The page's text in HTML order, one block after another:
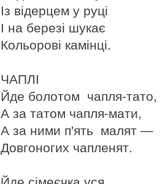
Із відерцем у руці
І на березі шукає
Кольорові камінці.
ЧАПЛІ
Йде болотом чапля-тато,
А за татом чапля-мати,
А за ними п'ять малят —
Довгоногих чапленят.